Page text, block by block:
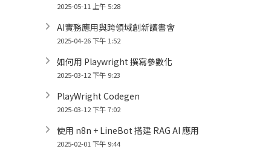
2025-05-11 上午 5:28
AI實務應用與跨領域創新讀書會
2025-04-26 下午 1:52
如何用 Playwright 撰寫參數化
2025-03-12 下午 9:23
PlayWright Codegen
2025-03-12 下午 7:02
使用 n8n + LineBot 搭建 RAG AI 應用
2025-02-01 下午 9:44